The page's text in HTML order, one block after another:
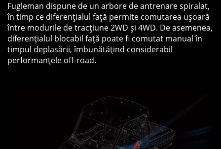
Fugleman dispune de un arbore de antrenare spiralat,
în timp ce diferenţialul față permite comutarea ușoară
între modurile de tracțiune 2WD și 4WD. De asemenea,
diferențialul blocabil față poate fi comutat manual în
timpul deplasării, îmbunătățind considerabil
performanțele off-road.